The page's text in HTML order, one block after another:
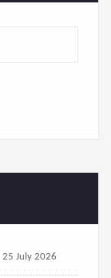
25 July 2026